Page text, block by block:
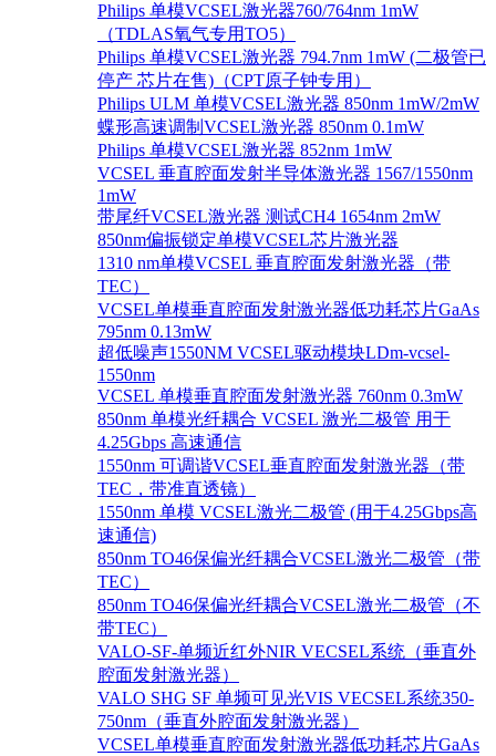
Philips 单模VCSEL激光器760/764nm 1mW
（TDLAS氧气专用TO5）
Philips 单模VCSEL激光器 794.7nm 1mW (二极管已
停产 芯片在售)（CPT原子钟专用）
Philips ULM 单模VCSEL激光器 850nm 1mW/2mW
蝶形高速调制VCSEL激光器 850nm 0.1mW
Philips 单模VCSEL激光器 852nm 1mW
VCSEL 垂直腔面发射半导体激光器 1567/1550nm
1mW
带尾纤VCSEL激光器 测试CH4 1654nm 2mW
850nm偏振锁定单模VCSEL芯片激光器
1310 nm单模VCSEL 垂直腔面发射激光器（带
TEC）
VCSEL单模垂直腔面发射激光器低功耗芯片GaAs
795nm 0.13mW
超低噪声1550NM VCSEL驱动模块LDm-vcsel-
1550nm
VCSEL 单模垂直腔面发射激光器 760nm 0.3mW
850nm 单模光纤耦合 VCSEL 激光二极管 用于
4.25Gbps 高速通信
1550nm 可调谐VCSEL垂直腔面发射激光器（带
TEC，带准直透镜）
1550nm 单模 VCSEL激光二极管 (用于4.25Gbps高
速通信)
850nm TO46保偏光纤耦合VCSEL激光二极管（带
TEC）
850nm TO46保偏光纤耦合VCSEL激光二极管（不
带TEC）
VALO-SF-单频近红外NIR VECSEL系统（垂直外
腔面发射激光器）
VALO SHG SF 单频可见光VIS VECSEL系统350-
750nm（垂直外腔面发射激光器）
VCSEL单模垂直腔面发射激光器低功耗芯片GaAs